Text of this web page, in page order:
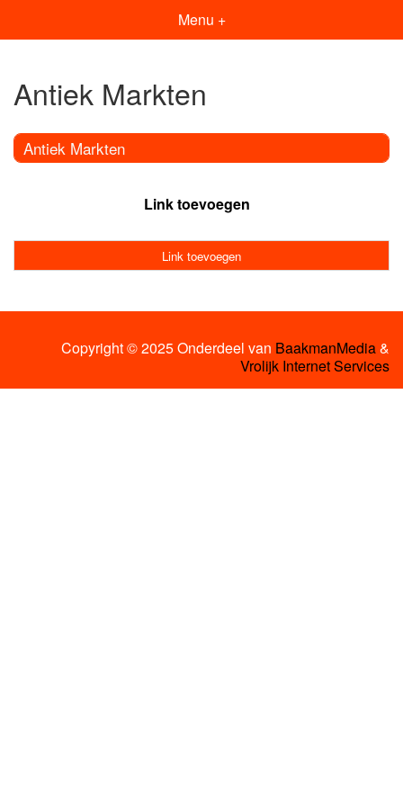
Menu +
Antiek Markten
Antiek Markten
Link toevoegen
Link toevoegen
Copyright © 2025 Onderdeel van BaakmanMedia&
Vrolijk Internet Services